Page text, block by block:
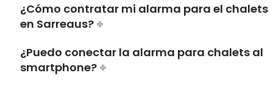
¿Cómo contratar mi alarma para el chalets
en Sarreaus?
¿Puedo conectar la alarma para chalets al
smartphone?